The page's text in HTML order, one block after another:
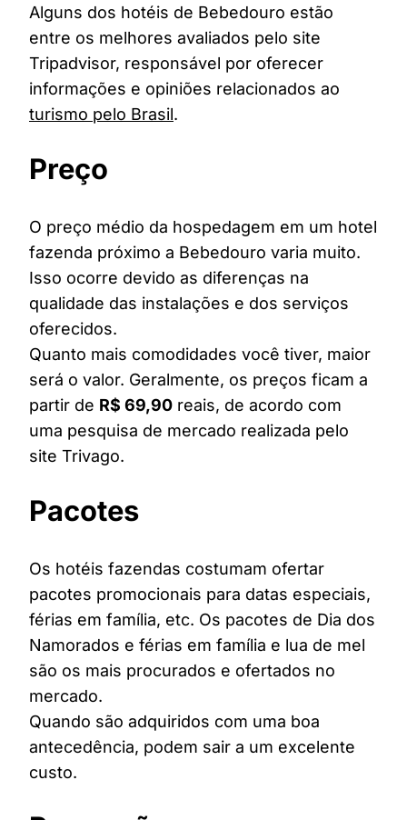
Alguns dos hotéis de Bebedouro estão
entre os melhores avaliados pelo site
Tripadvisor, responsável por oferecer
informações e opiniões relacionados ao
turismo pelo Brasil.
Preço
O preço médio da hospedagem em um hotel
fazenda próximo a Bebedouro varia muito.
Isso ocorre devido as diferenças na
qualidade das instalações e dos serviços
oferecidos.
Quanto mais comodidades você tiver, maior
será o valor. Geralmente, os preços ficam a
partir de R$ 69,90 reais, de acordo com
uma pesquisa de mercado realizada pelo
site Trivago.
Pacotes
Os hotéis fazendas costumam ofertar
pacotes promocionais para datas especiais,
férias em família, etc. Os pacotes de Dia dos
Namorados e férias em família e lua de mel
são os mais procurados e ofertados no
mercado.
Quando são adquiridos com uma boa
antecedência, podem sair a um excelente
custo.